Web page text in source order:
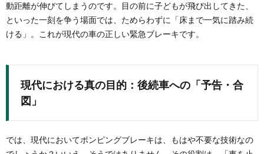
動距離が伸びてしまうのです。目の前に子どもが飛び出してきた、
といった一刻を争う場面では、ためらわずに「床まで一気に踏み続
ける」。これが現代の車の正しい緊急ブレーキです。
現代における真の目的：後続車への「予告・合
図」
では、現代においてポンピングブレーキは、もはや不要な技術なの